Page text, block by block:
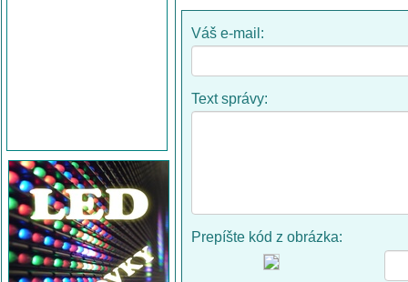
Váš e-mail:
Text správy:
Prepíšte kód z obrázka: